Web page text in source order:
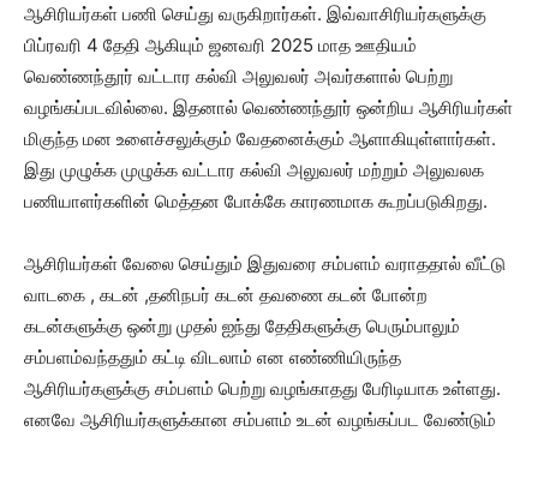
ஆசிரியர்கள் பணி செய்து வருகிறார்கள். இவ்வாசிரியர்களுக்கு
பிப்ரவரி 4 தேதி ஆகியும் ஜனவரி 2025 மாத ஊதியம்
வெண்ணந்தூர் வட்டார கல்வி அலுவலர் அவர்களால் பெற்று
வழங்கப்படவில்லை. இதனால் வெண்ணந்தூர் ஒன்றிய ஆசிரியர்கள்
மிகுந்த மன உளைச்சலுக்கும் வேதனைக்கும் ஆளாகியுள்ளார்கள்.
இது முழுக்க முழுக்க வட்டார கல்வி அலுவலர் மற்றும் அலுவலக
பணியாளர்களின் மெத்தன போக்கே காரணமாக கூறப்படுகிறது.
ஆசிரியர்கள் வேலை செய்தும் இதுவரை சம்பளம் வராததால் வீட்டு
வாடகை , கடன் ,தனிநபர் கடன் தவணை கடன் போன்ற
கடன்களுக்கு ஒன்று முதல் ஐந்து தேதிகளுக்கு பெரும்பாலும்
சம்பளம்வந்ததும் கட்டி விடலாம் என எண்ணியிருந்த
ஆசிரியர்களுக்கு சம்பளம் பெற்று வழங்காதது பேரிடியாக உள்ளது.
எனவே ஆசிரியர்களுக்கான சம்பளம் உடன் வழங்கப்பட வேண்டும்